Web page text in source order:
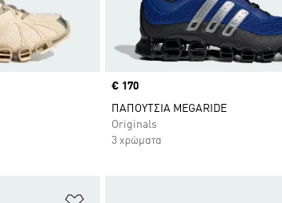
Price
€ 170
ΠΑΠΟΥΤΣΙΑ MEGARIDE
Originals
3 χρώματα